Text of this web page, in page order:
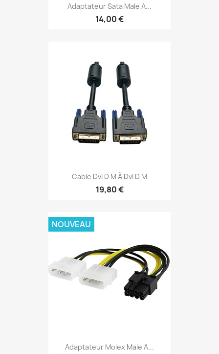
Adaptateur Sata Male A...
14,00 €
Cable Dvi D M À Dvi D M
19,80 €
Adaptateur Molex Male A...
NOUVEAU